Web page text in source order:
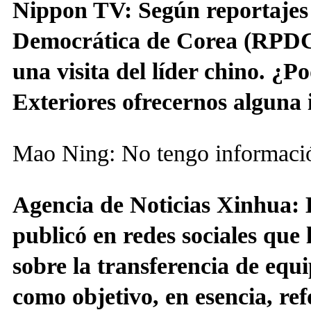
Nippon TV: Según
Democrática de Corea
una visita del líder chino.
Exteriores ofrecernos
Mao Ning: No tengo
Agencia de Noticias Xinhua:
publicó en redes sociales
sobre la transferencia de
como objetivo, en esencia,